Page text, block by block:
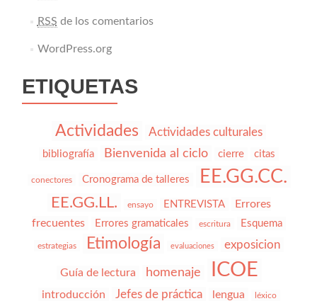
RSS de los comentarios
WordPress.org
ETIQUETAS
Actividades Actividades culturales
bibliografía Bienvenida al ciclo cierre citas
conectores Cronograma de talleres EE.GG.CC.
EE.GG.LL. ensayo ENTREVISTA
Errores
frecuentes
Errores gramaticales escritura Esquema
estrategias Etimología evaluaciones exposicion
Guía de lectura homenaje ICOE
introducción Jefes de práctica lengua léxico